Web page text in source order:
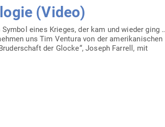
(Video)
eines Krieges, der kam und wieder ging
uns Tim Ventura von der ame­ri­ka­ni­schen
der Glocke“, Joseph Farrell, mit